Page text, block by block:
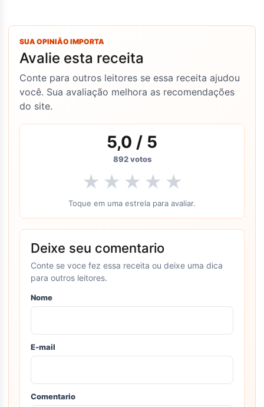
SUA OPINIÃO IMPORTA
Avalie esta receita
Conte para outros leitores se essa receita ajudou
você. Sua avaliação melhora as recomendações
do site.
5,0 / 5
892votos
★ ★ ★ ★ ★
Toque em uma estrela para avaliar.
Deixe seu comentario
Conte se voce fez essa receita ou deixe uma dica
para outros leitores.
Nome
E-mail
Comentario